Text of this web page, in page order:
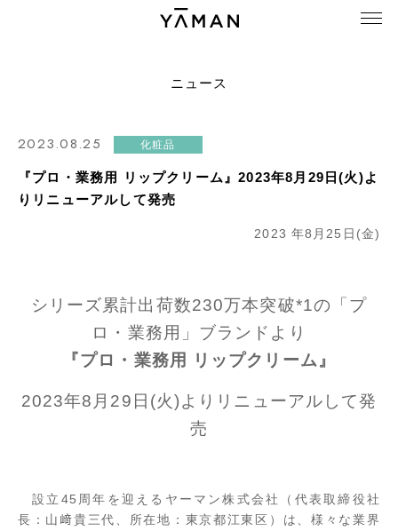
ニュース
2023.08.25 化粧品
『プロ・業務用 リップクリーム』2023年8月29日(火)よ
りリニューアルして発売
2023 年8月25日(金)
シリーズ累計出荷数230万本突破*1の「プ
ロ・業務用」ブランドより
『プロ・業務用 リップクリーム』
2023年8月29日(火)よりリニューアルして発
売
設立45周年を迎えるヤーマン株式会社（代表取締役社
長：山﨑貴三代、所在地：東京都江東区）は、様々な業界